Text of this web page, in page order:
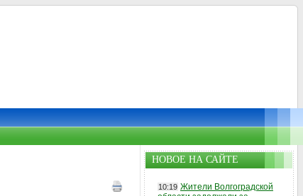
НОВОЕ НА САЙТЕ
10:19 Жители Волгоградской